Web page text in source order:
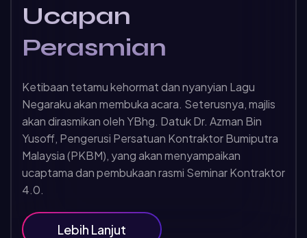
Ucapan
Perasmian
Ketibaan tetamu kehormat dan nyanyian Lagu
Negaraku akan membuka acara. Seterusnya, majlis
akan dirasmikan oleh YBhg. Datuk Dr. Azman Bin
Yusoff, Pengerusi Persatuan Kontraktor Bumiputra
Malaysia (PKBM), yang akan menyampaikan
ucaptama dan pembukaan rasmi Seminar Kontraktor
4.0.
Lebih Lanjut